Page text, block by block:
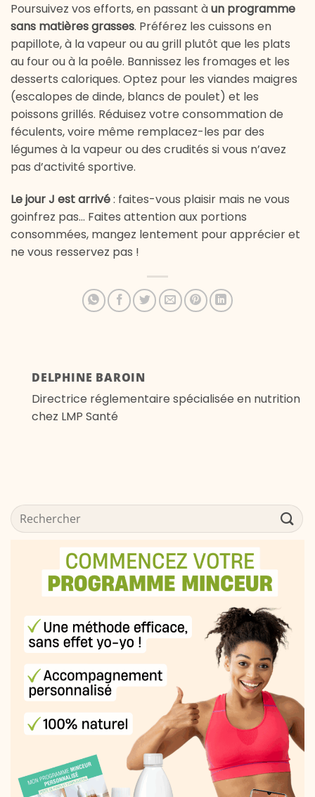
Poursuivez vos efforts, en passant àun programme
sans matières grasses. Préférez les cuissons en
papillote, à la vapeur ou au grill plutôt que les plats
au four ou à la poêle. Bannissez les fromages et les
desserts caloriques. Optez pour les viandes maigres
(escalopes de dinde, blancs de poulet) et les
poissons grillés. Réduisez votre consommation de
féculents, voire même remplacez-les par des
légumes à la vapeur ou des crudités si vous n’avez
pas d’activité sportive.
Le jour J est arrivé: faites-vous plaisir mais ne vous
goinfrez pas… Faites attention aux portions
consommées, mangez lentement pour apprécier et
ne vous resservez pas !
DELPHINE BAROIN
Directrice réglementaire spécialisée en nutrition
chez LMP Santé